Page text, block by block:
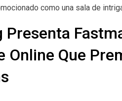
como una sala de
Presenta
Online Que